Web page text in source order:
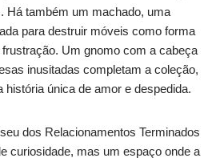
Há também um machado, uma
para destruir móveis como forma
Um gnomo com a cabeça
inusitadas completam a coleção,
história única de amor e despedida.
dos Relacionamentos Terminados
curiosidade, mas um espaço onde a